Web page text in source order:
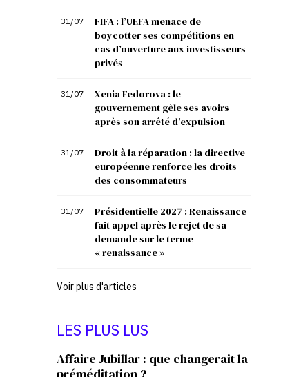
31/07
FIFA : l’UEFA menace de
boycotter ses compétitions en
cas d’ouverture aux investisseurs
privés
31/07
Xenia Fedorova : le
gouvernement gèle ses avoirs
après son arrêté d’expulsion
31/07
Droit à la réparation : la directive
européenne renforce les droits
des consommateurs
31/07
Présidentielle 2027 : Renaissance
fait appel après le rejet de sa
demande sur le terme
« renaissance »
Voir plus d'articles
LES PLUS LUS
Affaire Jubillar : que changerait la